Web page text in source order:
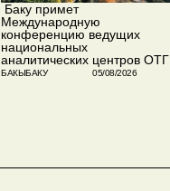
​ Баку примет
Международную
конференцию ведущих
национальных
аналитических центров ОТГ
БАКЫБАКУ 05/08/2026